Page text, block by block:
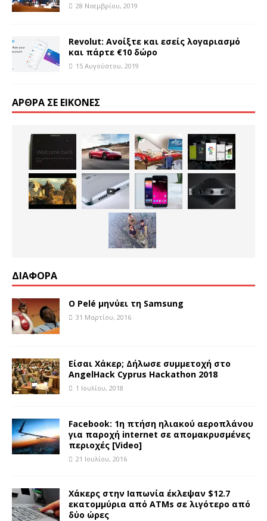
28 Νοεμβρίου, 2019
Revolut: Ανοίξτε και εσείς λογαριασμό
και πάρτε €10 δώρο
15 Αυγούστου, 2019
ΆΡΘΡΑ ΣΕ ΕΙΚΌΝΕΣ
ΔΙΑΦΟΡΑ
Ο Pelé μηνύει τη Samsung
31 Μαρτίου, 2016
Είσαι Χάκερ; Δήλωσε συμμετοχή στο
AngelHack Cyprus Hackathon 2018
1 Ιουλίου, 2018
Facebook: 1η πτήση ηλιακού αεροπλάνου
για παροχή internet σε απομακρυσμένες
περιοχές [Video]
21 Ιουλίου, 2016
Χάκερς στην Ιαπωνία έκλεψαν $12.7
εκατομμύρια από ATMs σε λιγότερο από
δύο ώρες